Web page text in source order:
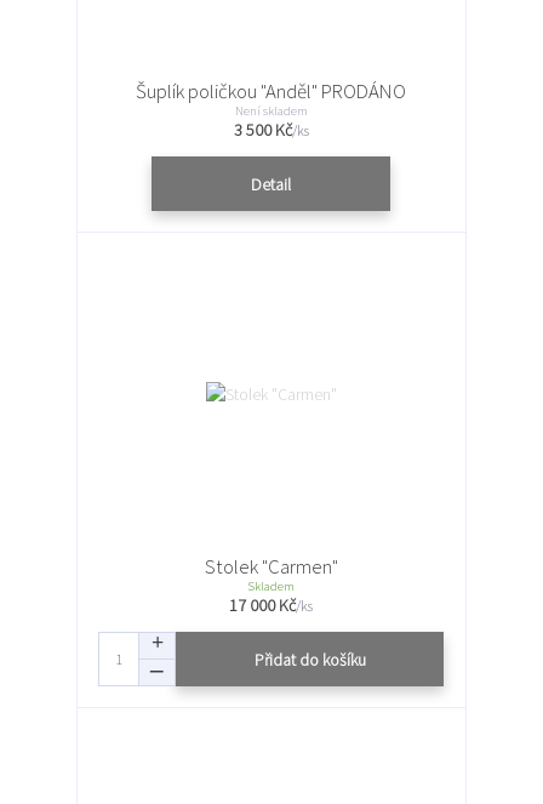
Šuplík poličkou "Anděl" PRODÁNO
3 500 Kč/ks
Není skladem
Detail
Stolek "Carmen"
17 000 Kč/ks
Skladem
Přidat do košíku